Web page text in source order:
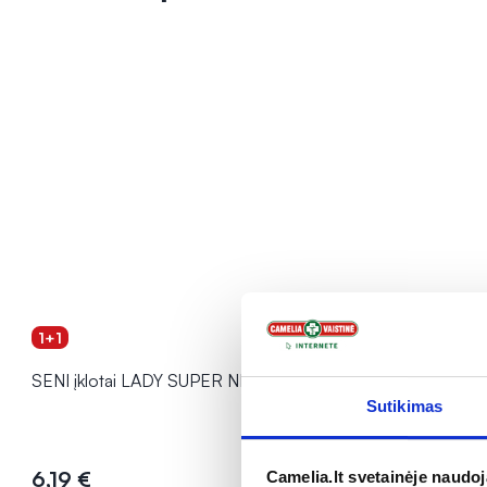
Sutikimas
Camelia.lt svetainėje
1+1
SENI įklotai LADY SUPER NIGHT, 12 vnt.
6,19 €
SENI įklotai
3,69 €